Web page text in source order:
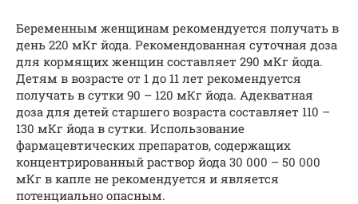
Беременным женщинам рекомендуется получать в
день 220 мКг йода. Рекомендованная суточная доза
для кормящих женщин составляет 290 мКг йода.
Детям в возрасте от 1 до 11 лет рекомендуется
получать в сутки 90 – 120 мКг йода. Адекватная
доза для детей старшего возраста составляет 110 –
130 мКг йода в сутки. Использование
фармацевтических препаратов, содержащих
концентрированный раствор йода 30 000 – 50 000
мКг в капле не рекомендуется и является
потенциально опасным.